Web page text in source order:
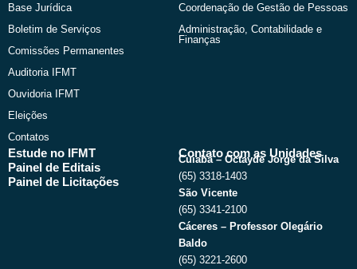
Base Jurídica
Boletim de Serviços
Comissões Permanentes
Auditoria IFMT
Ouvidoria IFMT
Eleições
Contatos
Coordenação de Gestão de Pessoas
Administração, Contabilidade e
Finanças
Estude no IFMT
Painel de Editais
Painel de Licitações
Contato com as Unidades
Cuiabá – Octayde Jorge da Silva
(65) 3318-1403
São Vicente
(65) 3341-2100
Cáceres – Professor Olegário
Baldo
(65) 3221-2600